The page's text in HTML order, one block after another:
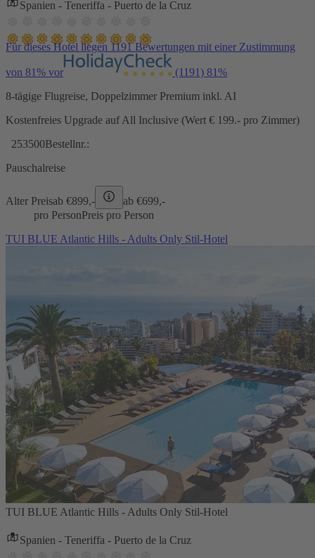
Spanien - Teneriffa - Puerto de la Cruz
Für dieses Hotel liegen 1191 Bewertungen mit einer Zustimmung
von 81% vor (1191) 81%
8-tägige Flugreise, Doppelzimmer Premium inkl. AI
Kostenfreies Upgrade auf All Inclusive (Wert € 199.- pro Zimmer)
253500Bestellnr.:
Pauschalreise
Alter Preisab €899,- ab €699,-
pro PersonPreis pro Person
TUI BLUE Atlantic Hills - Adults Only Stil-Hotel
TUI BLUE Atlantic Hills - Adults Only Stil-Hotel
Spanien - Teneriffa - Puerto de la Cruz